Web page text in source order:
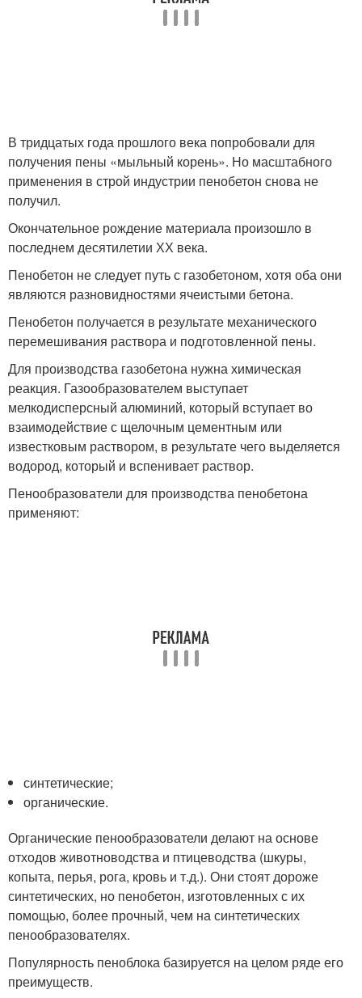
В тридцатых года прошлого века попробовали для
получения пены «мыльный корень». Но масштабного
применения в строй индустрии пенобетон снова не
получил.
Окончательное рождение материала произошло в
последнем десятилетии ХХ века.
Пенобетон не следует путь с газобетоном, хотя оба они
являются разновидностями ячеистыми бетона.
Пенобетон получается в результате механического
перемешивания раствора и подготовленной пены.
Для производства газобетона нужна химическая
реакция. Газообразователем выступает
мелкодисперсный алюминий, который вступает во
взаимодействие с щелочным цементным или
известковым раствором, в результате чего выделяется
водород, который и вспенивает раствор.
Пенообразователи для производства пенобетона
применяют:
синтетические;
органические.
Органические пенообразователи делают на основе
отходов животноводства и птицеводства (шкуры,
копыта, перья, рога, кровь и т.д.). Они стоят дороже
синтетических, но пенобетон, изготовленных с их
помощью, более прочный, чем на синтетических
пенообразователях.
Популярность пеноблока базируется на целом ряде его
преимуществ.